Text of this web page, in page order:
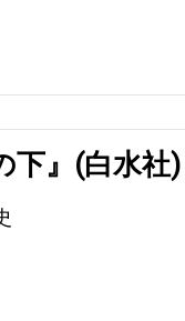
下』(白水社)